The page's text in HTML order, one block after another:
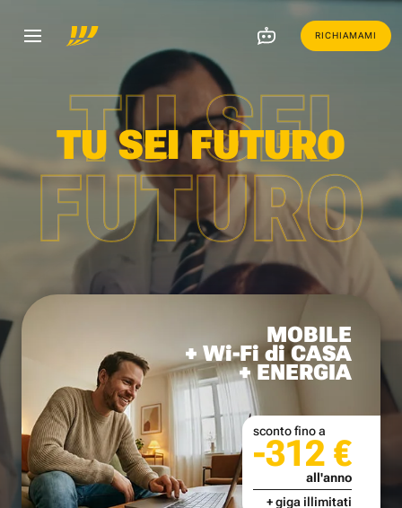
RICHIAMAMI
TU SEI
FUTURO
TU SEI FUTURO
MOBILE
+ Wi-Fi di CASA
+ ENERGIA
sconto fino a
-312 €
all'anno
+ giga illimitati